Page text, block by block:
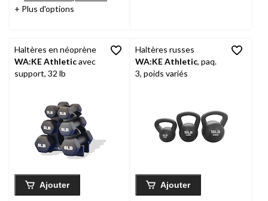
évaluations
+ Plus d'options
évaluations
Haltères en néoprène
WA:KE Athleticavec
support, 32 lb
Ajouter
Haltères russes
WA:KE Athletic, paq.
3, poids variés
Ajouter